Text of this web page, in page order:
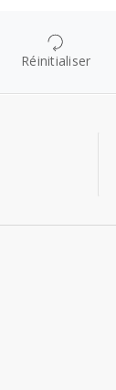
Réinitialiser